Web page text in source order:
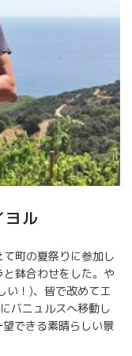
ヨル
の夏祭りに参加し
鉢合わせをした。や
い！)、皆で改めてエ
バニュルスへ移動し
できる素晴らしい景
ュルスにやっと来れ